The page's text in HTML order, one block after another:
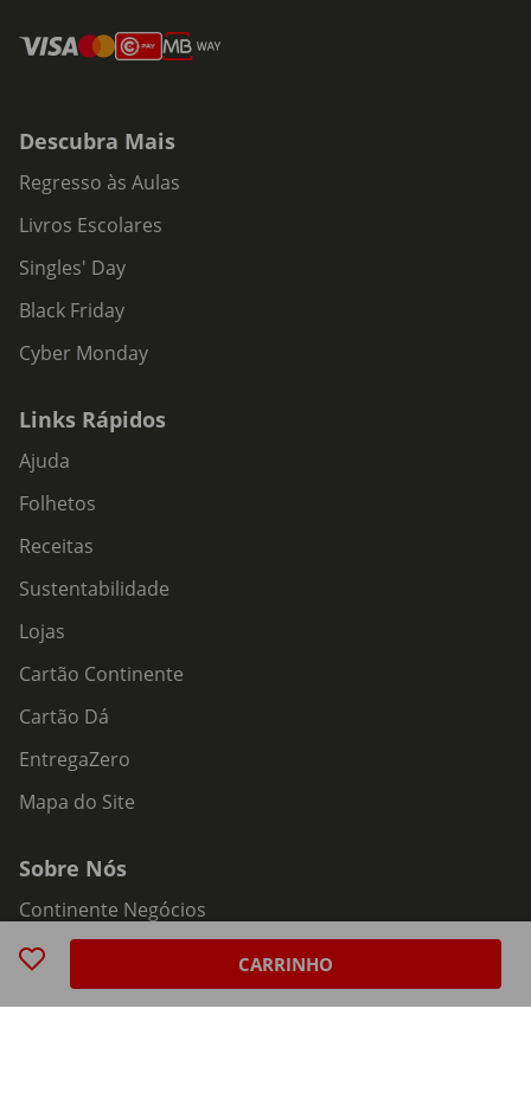
CARRINHO
Descubra Mais
Regresso às Aulas
Livros Escolares
Singles' Day
Black Friday
Cyber Monday
Links Rápidos
Ajuda
Folhetos
Receitas
Sustentabilidade
Lojas
Cartão Continente
Cartão Dá
EntregaZero
Mapa do Site
Sobre Nós
Continente Negócios
MC Sonae
Trabalhar na MC